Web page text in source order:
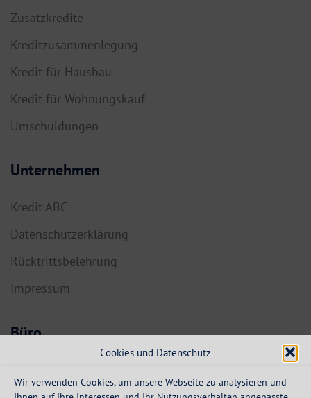
Cookies und Datenschutz
Wir verwenden Cookies, um unsere Webseite zu analysieren und
Zusatzkredite
Kreditzusammenlegung
Kredit für Hausbau
Kredit für Wohnungskauf
Umschuldungen
Unternehmen
Kredit ABC
Datenschutzerklärung
Rücktrittsbelehrung
Impressum
Büro
Dorf 55a